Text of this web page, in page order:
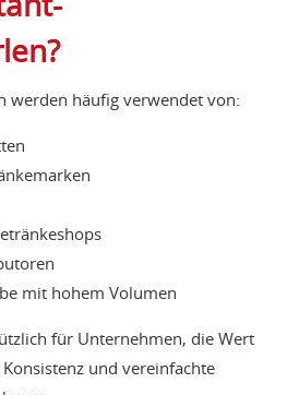
werden häufig verwendet von:
mit hohem Volumen
für Unternehmen, die Wert
und vereinfachte